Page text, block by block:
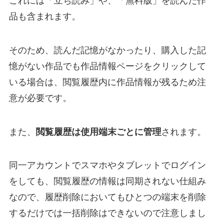
品も含まれます。
そのため、読んだ記憶がなかったり、購入した記
憶がない作品でも作品情報ページをクリックして
いる場合は、閲覧履歴内に作品情報が残るため注
意が必要です。
また、 閲覧履歴は使用端末ごとに管理されます。
同一アカウントでスマホやタブレットでログイン
をしても、閲覧履歴の情報は同期されない仕組み
なので、履歴削除においてもひとつの端末を削除
するだけでは一括削除はできないので注意しまし